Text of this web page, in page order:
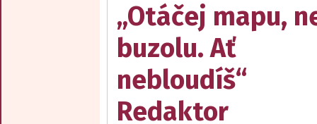
„Otáčej mapu,
buzolu. Ať
nebloudíš“
Redaktor